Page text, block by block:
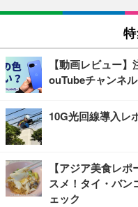
【動画レビュー
ouTubeチャンネル
10G光回線導入レ
【アジア美食レ
スメ！タイ・バン
ェック